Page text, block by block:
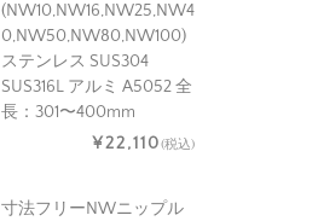
(NW10,NW16,NW25,NW4
0,NW50,NW80,NW100)
ステンレス SUS304
SUS316L アルミ A5052 全
長：301〜400mm
¥22,110(税込)
寸法フリーNWニップル